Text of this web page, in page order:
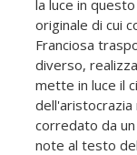
la luce in
originale di cui
Franciosa
diverso,
mette in luce il
corredato da
note al testo